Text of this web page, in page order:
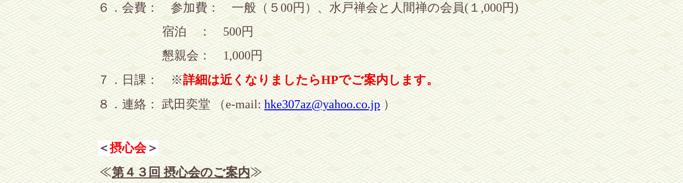
６．会費： 参加費： 一般（５00円）、水戸禅会と人間禅の会員(１,000円)
宿泊 ：500円
懇親会：1,000円
７．日課： ※詳細は近くなりましたらHPでご案内します。
８．連絡： 武田奕堂 （e-mail:hke307az@yahoo.co.jp ）
＜摂心会＞
≪第４３回 摂心会のご案内≫